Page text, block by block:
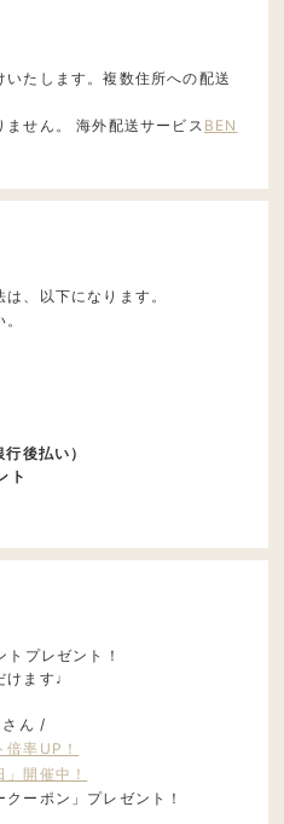
たします。複数住所への配送
せん。 海外配送サービス BEN
、以下になります。
後払い）
ト
プレゼント！
けます♩
ん /
率UP！
開催中！
ーポン」プレゼント！